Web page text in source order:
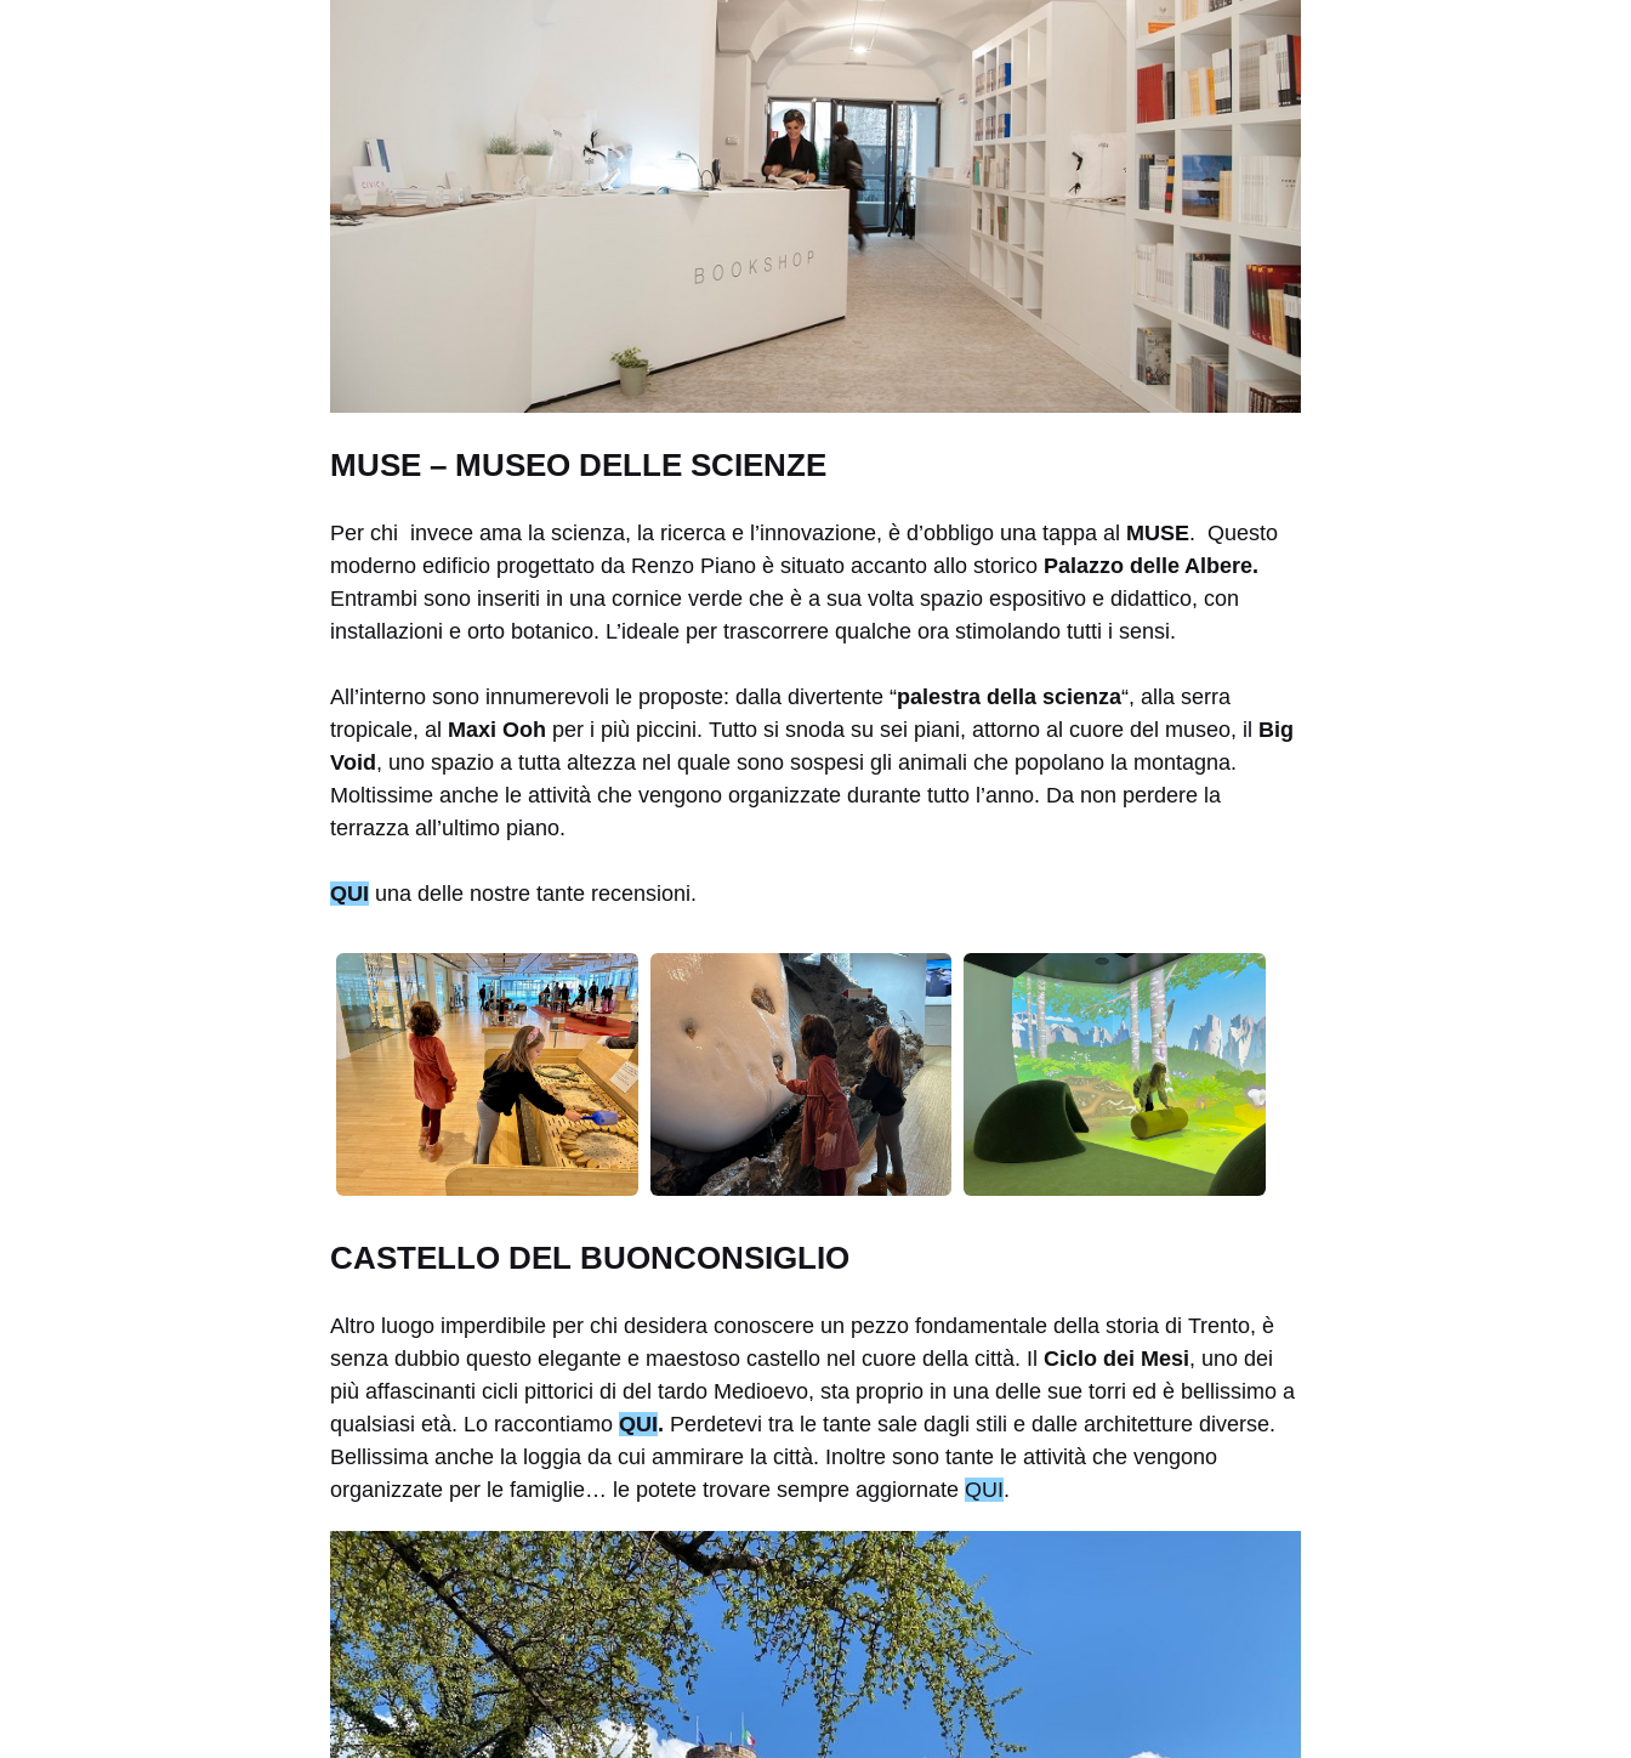
MUSE – MUSEO DELLE SCIENZE
Per chi invece ama la scienza, la ricerca e l’innovazione, è d’obbligo una tappa al MUSE. Questo
moderno edificio progettato da Renzo Piano è situato accanto allo storico Palazzo delle Albere.
Entrambi sono inseriti in una cornice verde che è a sua volta spazio espositivo e didattico, con
installazioni e orto botanico. L’ideale per trascorrere qualche ora stimolando tutti i sensi.
All’interno sono innumerevoli le proposte: dalla divertente “palestra della scienza“, alla serra
tropicale, al Maxi Ooh per i più piccini. Tutto si snoda su sei piani, attorno al cuore del museo, il Big
Void, uno spazio a tutta altezza nel quale sono sospesi gli animali che popolano la montagna.
Moltissime anche le attività che vengono organizzate durante tutto l’anno. Da non perdere la
terrazza all’ultimo piano.
QUI una delle nostre tante recensioni.
CASTELLO DEL BUONCONSIGLIO
Altro luogo imperdibile per chi desidera conoscere un pezzo fondamentale della storia di Trento, è
senza dubbio questo elegante e maestoso castello nel cuore della città. Il Ciclo dei Mesi, uno dei
più affascinanti cicli pittorici di del tardo Medioevo, sta proprio in una delle sue torri ed è bellissimo a
qualsiasi età. Lo raccontiamo QUI. Perdetevi tra le tante sale dagli stili e dalle architetture diverse.
Bellissima anche la loggia da cui ammirare la città. Inoltre sono tante le attività che vengono
organizzate per le famiglie… le potete trovare sempre aggiornate QUI.